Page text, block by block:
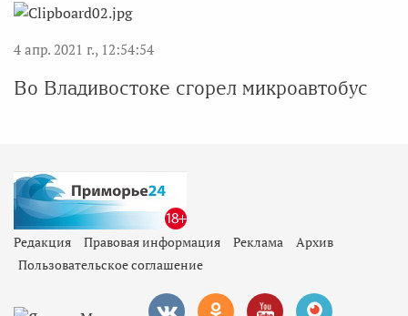
4 апр. 2021 г., 12:54:54
Во Владивостоке сгорел микроавтобус
Редакция Правовая информация Реклама
Архив
Пользовательское соглашение